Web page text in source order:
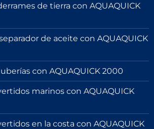
de tierra con AQUAQUICK
de aceite con AQUAQUICK
con AQUAQUICK 2000
marinos con AQUAQUICK
en la costa con AQUAQUICK